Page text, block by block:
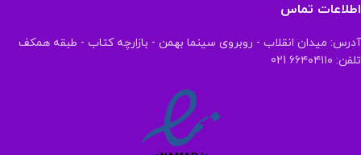
اطلاعات تماس
آدرس: میدان انقلاب - روبروی سینما بهمن - بازارچه کتاب - طبقه همکف
تلفن: ۶۶۴۰۴۱۱۰ 021